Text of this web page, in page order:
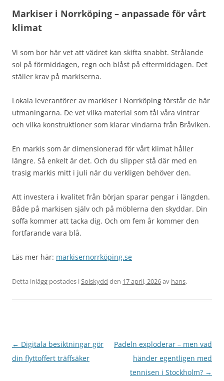
Markiser i Norrköping – anpassade för vårt
klimat
Vi som bor här vet att vädret kan skifta snabbt. Strålande
sol på förmiddagen, regn och blåst på eftermiddagen. Det
ställer krav på markiserna.
Lokala leverantörer av markiser i Norrköping förstår de här
utmaningarna. De vet vilka material som tål våra vintrar
och vilka konstruktioner som klarar vindarna från Bråviken.
En markis som är dimensionerad för vårt klimat håller
längre. Så enkelt är det. Och du slipper stå där med en
trasig markis mitt i juli när du verkligen behöver den.
Att investera i kvalitet från början sparar pengar i längden.
Både på markisen själv och på möblerna den skyddar. Din
soffa kommer att tacka dig. Och om fem år kommer den
fortfarande vara blå.
Läs mer här: markisernorrköping.se
Detta inlägg postades iSolskydd den 17 april, 2026av hans.
Inläggsnavigering
← Digitala besiktningar gör
din flyttoffert träffsäker
Padeln exploderar – men vad
händer egentligen med
tennisen i Stockholm? →